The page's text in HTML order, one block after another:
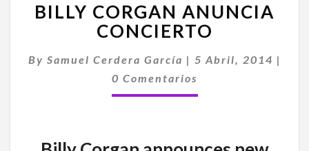
CORGAN
ANUNCIA
CONCIERTO
BILLY CORGAN ANUNCIA
CONCIERTO
By Samuel Cerdera García | 5 Abril, 2014 |
Comentarios
0 Comentarios